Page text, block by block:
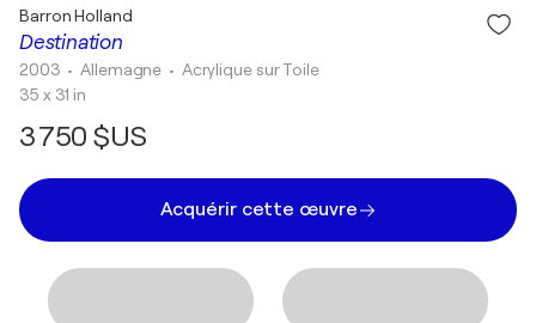
Destination
Barron Holland
2003 • Allemagne • Acrylique sur Toile
35 x 31 in
3 750 $US
Acquérir cette œuvre